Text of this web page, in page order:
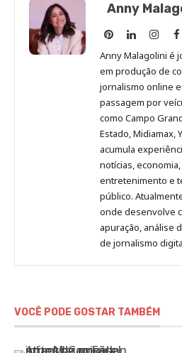
Anny
Anny
Malagolini
no
Pinterest
Anny
no
LinkedIn
Anny
no
Anny Malagolini é
em produção de
jornalismo online
passagem por
como Campo
Estado, Midiamax,
acumula
notícias,
entretenimento e
público.
onde desenvolve
apuração, análise
de jornalismo
VOCÊ PODE GOSTAR TAMBÉM